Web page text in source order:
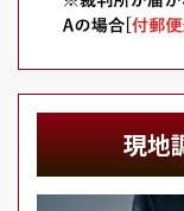
現地